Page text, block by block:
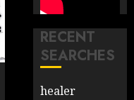
RECENT
SEARCHES
healer